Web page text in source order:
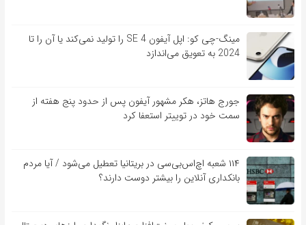
مینگ-چی کو: اپل آیفون SE 4 را تولید نمی‌کند یا آن را تا
2024 به تعویق می‌اندازد
جورج هاتز، هکر مشهور آیفون پس از حدود پنج هفته از
سمت خود در توییتر استعفا کرد
۱۱۴ شعبه اچ‌اس‌بی‌سی در بریتانیا تعطیل می‌شود / آیا مردم
بانکداری آنلاین را بیشتر دوست دارند؟